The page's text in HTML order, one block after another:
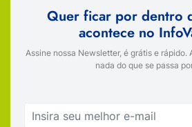
Quer ficar por dentro
acontece no
Assine nossa Newsletter, é grátis e rápido.
nada do que se passa